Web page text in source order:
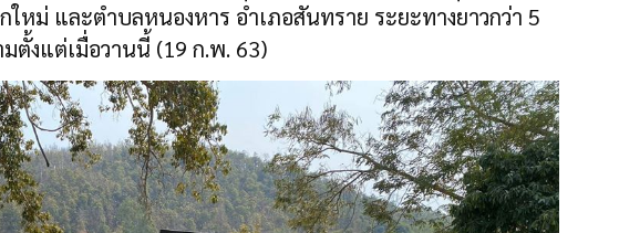
หม่ และตำบลหนองหาร อำเภอสันทราย ระยะทางยาวกว่า 5
ตั้งแต่เมื่อวานนี้ (19 ก.พ. 63)